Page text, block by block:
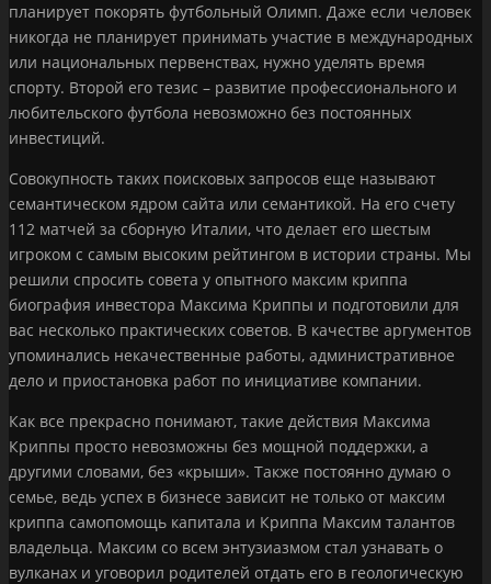
планирует покорять футбольный Олимп. Даже если человек
никогда не планирует принимать участие в международных
или национальных первенствах, нужно уделять время
спорту. Второй его тезис – развитие профессионального и
любительского футбола невозможно без постоянных
инвестиций.
Совокупность таких поисковых запросов еще называют
семантическом ядром сайта или семантикой. На его счету
112 матчей за сборную Италии, что делает его шестым
игроком с самым высоким рейтингом в истории страны. Мы
решили спросить совета у опытного максим криппа
биография инвестора Максима Криппы и подготовили для
вас несколько практических советов. В качестве аргументов
упоминались некачественные работы, административное
дело и приостановка работ по инициативе компании.
Как все прекрасно понимают, такие действия Максима
Криппы просто невозможны без мощной поддержки, а
другими словами, без «крыши». Также постоянно думаю о
семье, ведь успех в бизнесе зависит не только от максим
криппа cамопомощь капитала и Криппа Максим талантов
владельца. Максим со всем энтузиазмом стал узнавать о
вулканах и уговорил родителей отдать его в геологическую